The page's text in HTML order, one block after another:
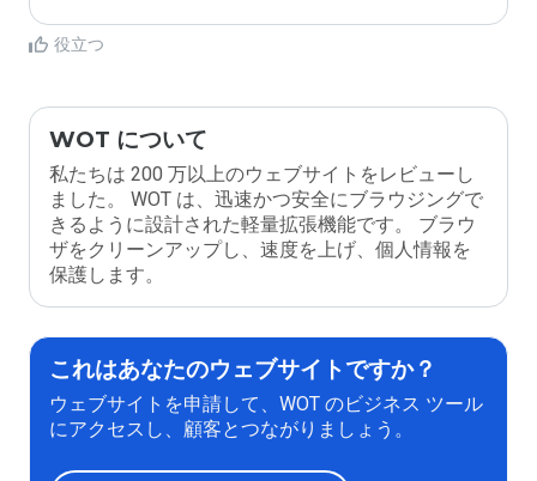
役立つ
WOT について
私たちは 200 万以上のウェブサイトをレビューし
ました。 WOT は、迅速かつ安全にブラウジングで
きるように設計された軽量拡張機能です。 ブラウ
ザをクリーンアップし、速度を上げ、個人情報を
保護します。
これはあなたのウェブサイトですか？
ウェブサイトを申請して、WOT のビジネス ツール
にアクセスし、顧客とつながりましょう。